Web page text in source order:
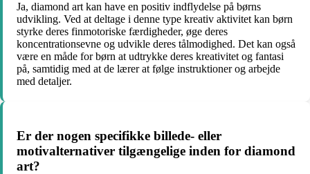
Ja, diamond art kan have en positiv indflydelse på børns
udvikling. Ved at deltage i denne type kreativ aktivitet kan børn
styrke deres finmotoriske færdigheder, øge deres
koncentrationsevne og udvikle deres tålmodighed. Det kan også
være en måde for børn at udtrykke deres kreativitet og fantasi
på, samtidig med at de lærer at følge instruktioner og arbejde
med detaljer.
Er der nogen specifikke billede- eller
motivalternativer tilgængelige inden for diamond
art?